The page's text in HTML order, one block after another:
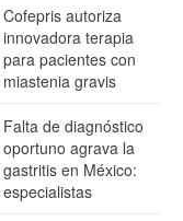
Cofepris autoriza
innovadora terapia
para pacientes con
miastenia gravis
Falta de diagnóstico
oportuno agrava la
gastritis en México:
especialistas